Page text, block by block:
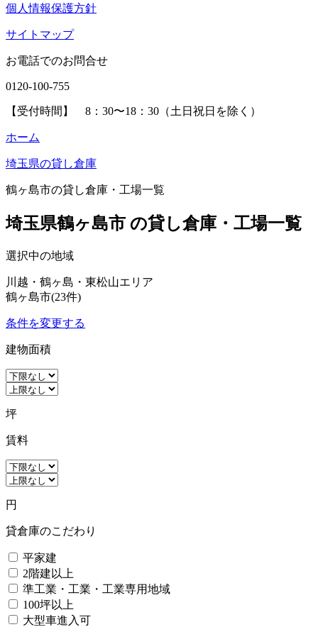
個人情報保護方針
サイトマップ
お電話でのお問合せ
0120-100-755
【受付時間】 8：30〜18：30（土日祝日を除く）
ホーム
埼玉県の貸し倉庫
鶴ヶ島市の貸し倉庫・工場一覧
埼玉県鶴ヶ島市 の貸し倉庫・工場一覧
選択中の地域
川越・鶴ヶ島・東松山エリア
鶴ヶ島市(23件)
条件を変更する
建物面積
坪
賃料
円
貸倉庫のこだわり
平家建
2階建以上
準工業・工業・工業専用地域
100坪以上
大型車進入可